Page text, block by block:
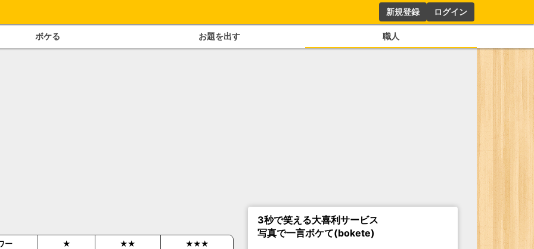
新規登録 ログイン
ボケる お題を出す 職人
ー ★ ★★ ★★★
3秒で笑える大喜利サービス
写真で一言ボケて(bokete)